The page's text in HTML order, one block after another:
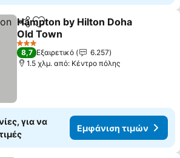
Κοινοποίηση
Προσθήκη στα αγαπημένα
Hampton by Hilton Doha
Old Town
Εμφάνιση τιμών
3 Αστέρια
8,7 Εξαιρετικό
6.257
1.5 χλμ. από: Κέντρο πόλης
για να
Εμφάνιση τιμών